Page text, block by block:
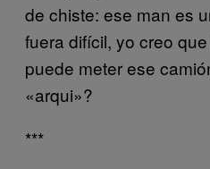
de chiste: ese man es
fuera difícil, yo creo
puede meter ese
«arqui»?
***